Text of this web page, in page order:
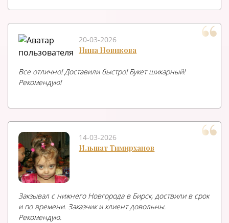
20-03-2026
Нина Новикова
Все отлично! Доставили быстро! Букет шикарный!
Рекомендую!
14-03-2026
Ильшат Тимирханов
Закзывал с нижнего Новгорода в Бирск, доствили в срок
и по времени. Заказчик и клиент довольны.
Рекомендую.